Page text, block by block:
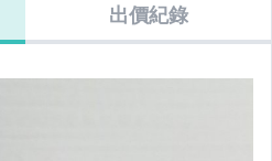
出價紀錄